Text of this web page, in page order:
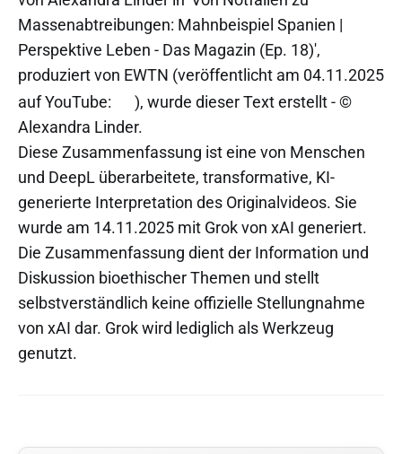
Massenabtreibungen: Mahnbeispiel Spanien |
Perspektive Leben - Das Magazin (Ep. 18)',
produziert von EWTN (veröffentlicht am 04.11.2025
auf YouTube:
), wurde dieser Text erstellt - ©
Alexandra Linder.
Diese Zusammenfassung ist eine von Menschen
und DeepL überarbeitete, transformative, KI-
generierte Interpretation des Originalvideos. Sie
wurde am 14.11.2025 mit Grok von xAI generiert.
Die Zusammenfassung dient der Information und
Diskussion bioethischer Themen und stellt
selbstverständlich keine offizielle Stellungnahme
von xAI dar. Grok wird lediglich als Werkzeug
genutzt.